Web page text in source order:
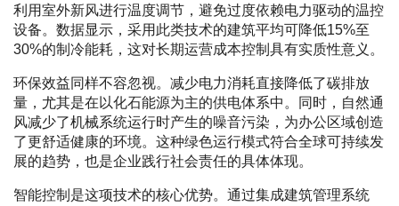
利用室外新风进行温度调节，避免过度依赖电力驱动的温控
设备。数据显示，采用此类技术的建筑平均可降低15%至
30%的制冷能耗，这对长期运营成本控制具有实质性意义。
环保效益同样不容忽视。减少电力消耗直接降低了碳排放
量，尤其是在以化石能源为主的供电体系中。同时，自然通
风减少了机械系统运行时产生的噪音污染，为办公区域创造
了更舒适健康的环境。这种绿色运行模式符合全球可持续发
展的趋势，也是企业践行社会责任的具体体现。
智能控制是这项技术的核心优势。通过集成建筑管理系统